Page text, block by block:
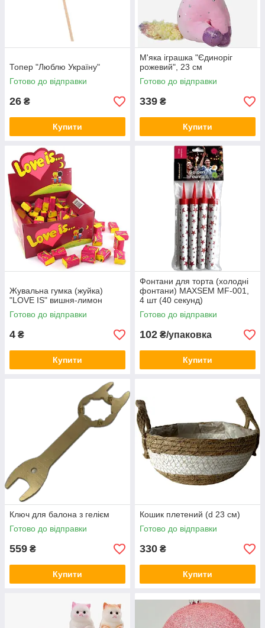
Топер "Люблю Україну"
Готово до відправки
26 ₴
Купити
М'яка іграшка "Єдиноріг
рожевий", 23 см
Готово до відправки
339 ₴
Купити
Жувальна гумка (жуйка)
"LOVE IS" вишня-лимон
Готово до відправки
4 ₴
Купити
Фонтани для торта (холодні
фонтани) MAXSEM MF-001,
4 шт (40 секунд)
Готово до відправки
102 ₴/упаковка
Купити
Ключ для балона з гелієм
Готово до відправки
559 ₴
Купити
Кошик плетений (d 23 см)
Готово до відправки
330 ₴
Купити